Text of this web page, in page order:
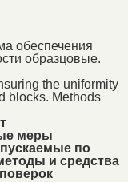
обеспечения
образцовые.
the uniformity
blocks. Methods
меры
по
и средства